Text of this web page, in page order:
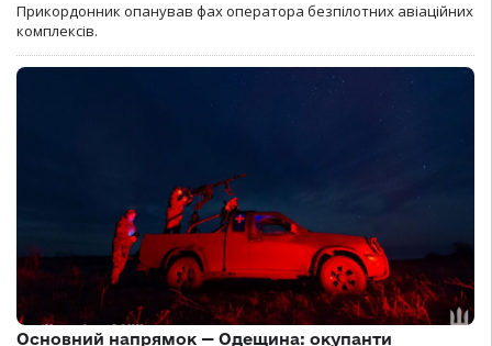
Прикордонник опанував фах оператора безпілотних авіаційних
комплексів.
Основний напрямок — Одещина: окупанти